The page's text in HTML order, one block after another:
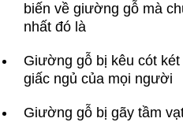
biến về giường gỗ mà
nhất đó là
Giường gỗ bị kêu cót
giấc ngủ của mọi người
Giường gỗ bị gãy tầm